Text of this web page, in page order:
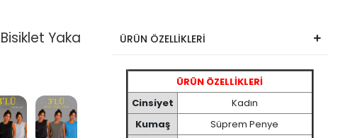
Yaka
ÜRÜN ÖZELLİKLERİ
ÜRÜN ÖZELLİKLERİ
Cinsiyet
Kadın
Kumaş
Süprem Penye